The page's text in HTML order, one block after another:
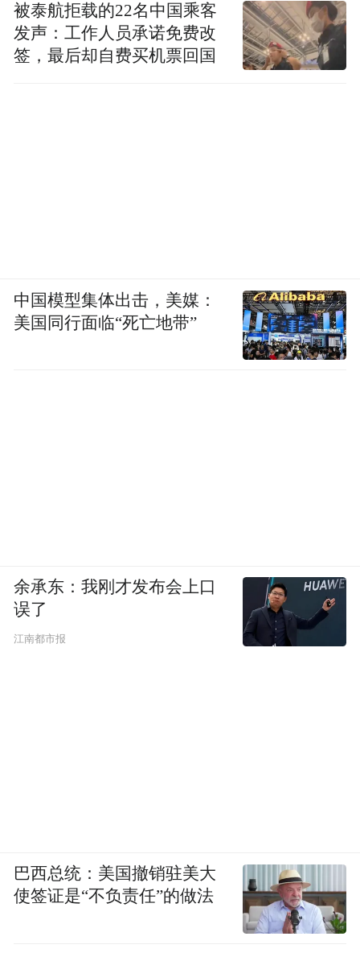
被泰航拒载的22名中国乘客
发声：工作人员承诺免费改
签，最后却自费买机票回国
中国模型集体出击，美媒：
美国同行面临“死亡地带”
余承东：我刚才发布会上口
误了
江南都市报
巴西总统：美国撤销驻美大
使签证是“不负责任”的做法